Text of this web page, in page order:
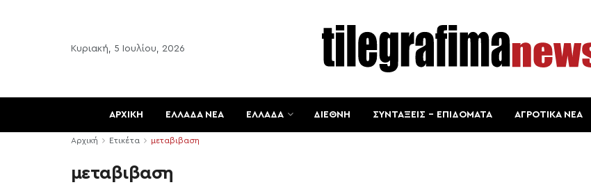
Κυριακή, 5 Ιουλίου, 2026
ΑΡΧΙΚΗ ΕΛΛΑΔΑ ΝΕΑ ΕΛΛΑΔΑ ΔΙΕΘΝΗ ΣΥΝΤΑΞΕΙΣ – ΕΠΙΔΟΜΑΤΑ ΑΓΡΟΤΙΚΑ ΝΕΑ
Αρχική Ετικέτα μεταβιβαση
μεταβιβαση